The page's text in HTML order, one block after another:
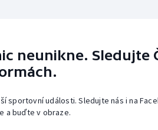
neunikne. Sledujte
sportovní události. Sledujte nás i na
a buďte v obraze.